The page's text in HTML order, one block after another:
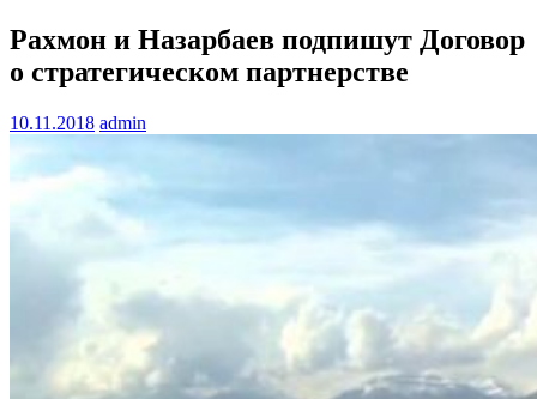
Рахмон и Назарбаев подпишут Договор
о стратегическом партнерстве
10.11.2018 admin